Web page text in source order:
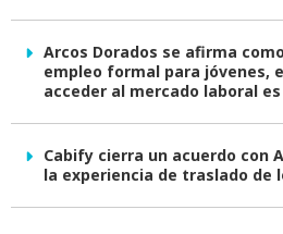
Arcos Dorados se afirma
empleo formal para jóvenes,
acceder al mercado laboral
Cabify cierra un acuerdo con
la experiencia de traslado de